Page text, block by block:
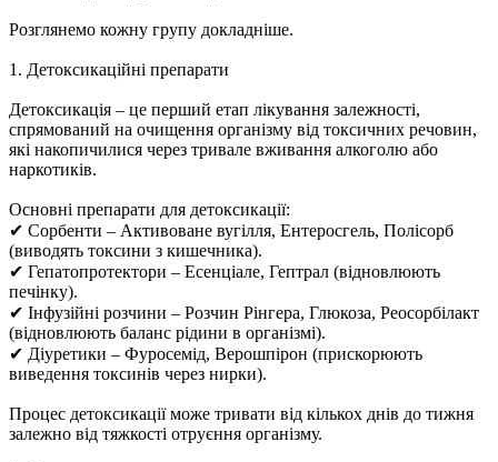
Розглянемо кожну групу докладніше.
1. Детоксикаційні препарати
Детоксикація – це перший етап лікування залежності,
спрямований на очищення організму від токсичних речовин,
які накопичилися через тривале вживання алкоголю або
наркотиків.
Основні препарати для детоксикації:
✔ Сорбенти – Активоване вугілля, Ентеросгель, Полісорб
(виводять токсини з кишечника).
✔ Гепатопротектори – Есенціале, Гептрал (відновлюють
печінку).
✔ Інфузійні розчини – Розчин Рінгера, Глюкоза, Реосорбілакт
(відновлюють баланс рідини в організмі).
✔ Діуретики – Фуросемід, Верошпірон (прискорюють
виведення токсинів через нирки).
Процес детоксикації може тривати від кількох днів до тижня
залежно від тяжкості отруєння організму.